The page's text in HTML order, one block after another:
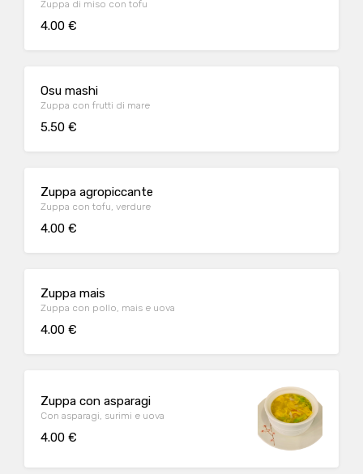
Zuppa di miso con tofu
4.00 €
Osu mashi
Zuppa con frutti di mare
5.50 €
Zuppa agropiccante
Zuppa con tofu, verdure
4.00 €
Zuppa mais
Zuppa con pollo, mais e uova
4.00 €
Zuppa con asparagi
Con asparagi, surimi e uova
4.00 €